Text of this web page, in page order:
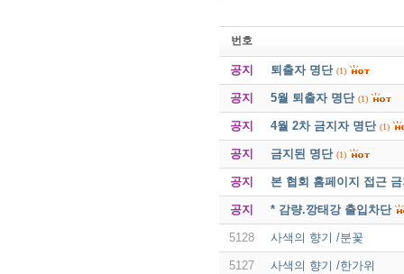
번호
공지 퇴출자 명단 (1)
공지 5월 퇴출자 명단 (1)
공지 4월 2차 금지자 명단 (1)
공지 금지된 명단 (1)
공지 본 협회 홈페이지 접근
공지 * 감량.깡태강 출입차단
5128 사색의 향기 /분꽃
5127 사색의 향기 /한가위